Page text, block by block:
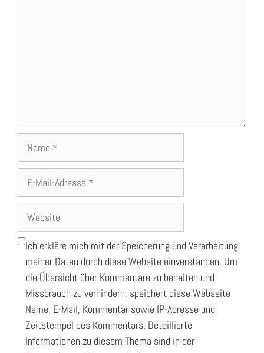
Name
Adresse
Website
Ich erkläre mich mit der Speicherung und Verarbeitung
meiner Daten durch diese Website einverstanden. Um
die Übersicht über Kommentare zu behalten und
Missbrauch zu verhindern, speichert diese Webseite
Name, E-Mail, Kommentar sowie IP-Adresse und
Zeitstempel des Kommentars. Detaillierte
Informationen zu diesem Thema sind in der